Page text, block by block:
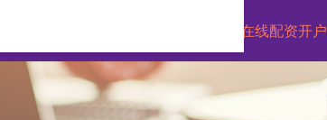
在线配资开户